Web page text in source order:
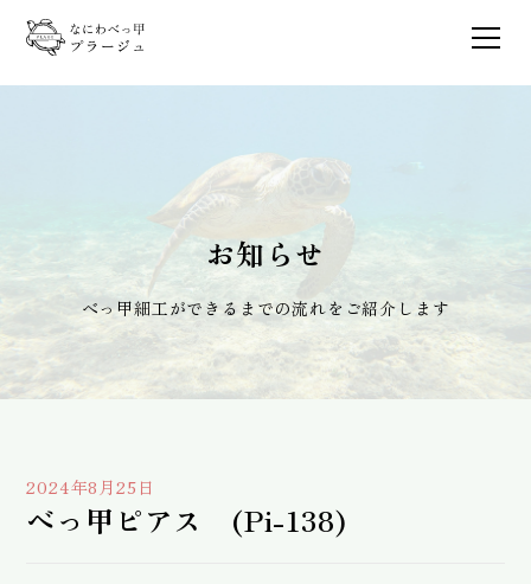
お知らせ
べっ甲細工ができるまでの流れをご紹介します
2024年8月25日
べっ甲ピアス (Pi-138)